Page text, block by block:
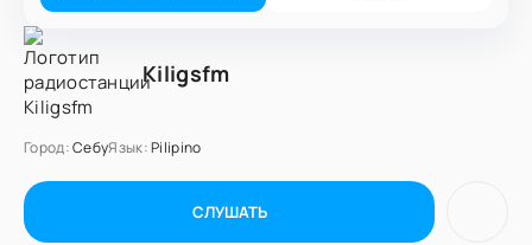
Kiligsfm
Город:СебуЯзык:Pilipino
СЛУШАТЬ